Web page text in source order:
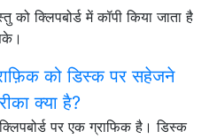
को क्लिपबोर्ड में कॉपी किया जाता है
को डिस्क पर सहेजने
क्या है?
पर एक ग्राफिक है। डिस्क